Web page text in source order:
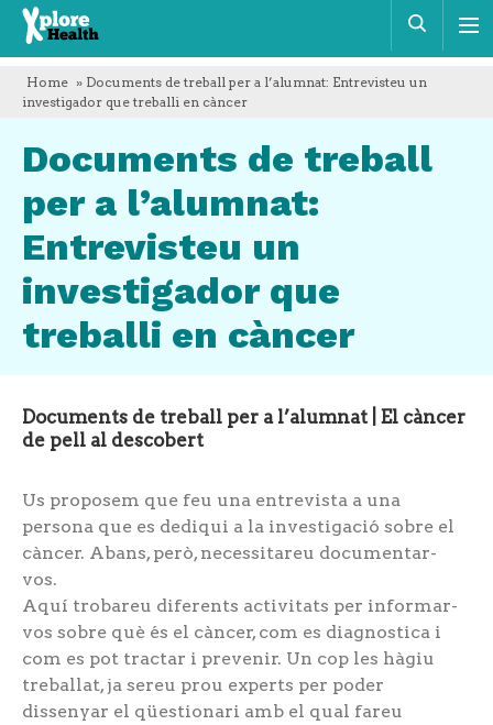
Xplore
Health
Home » Documents de treball per a l’alumnat: Entrevisteu un
investigador que treballi en càncer
Documents de treball
per a l’alumnat:
Entrevisteu un
investigador que
treballi en càncer
Documents de treball per a l’alumnat | El càncer
de pell al descobert
Us proposem que feu una entrevista a una
persona que es dediqui a la investigació sobre el
càncer. Abans, però, necessitareu documentar-
vos.
Aquí trobareu diferents activitats per informar-
vos sobre què és el càncer, com es diagnostica i
com es pot tractar i prevenir. Un cop les hàgiu
treballat, ja sereu prou experts per poder
dissenyar el qüestionari amb el qual fareu